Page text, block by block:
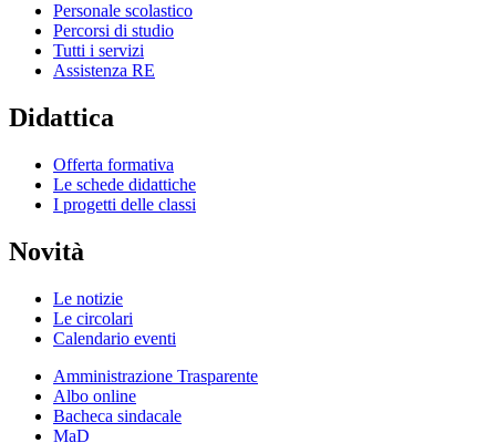
Personale scolastico
Percorsi di studio
Tutti i servizi
Assistenza RE
Didattica
Offerta formativa
Le schede didattiche
I progetti delle classi
Novità
Le notizie
Le circolari
Calendario eventi
Amministrazione Trasparente
Albo online
Bacheca sindacale
MaD